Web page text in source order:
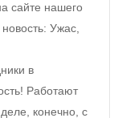
сайте нашего
Ужас,
в
Работают
конечно, с